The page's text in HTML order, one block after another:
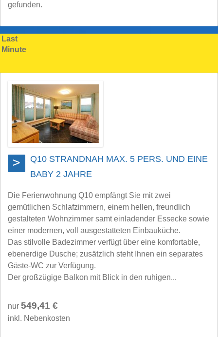
gefunden.
Last
Minute
>
Q10 STRANDNAH MAX. 5 PERS. UND EINE
BABY 2 JAHRE
Die Ferienwohnung Q10 empfängt Sie mit zwei
gemütlichen Schlafzimmern, einem hellen, freundlich
gestalteten Wohnzimmer samt einladender Essecke sowie
einer modernen, voll ausgestatteten Einbauküche.
Das stilvolle Badezimmer verfügt über eine komfortable,
ebenerdige Dusche; zusätzlich steht Ihnen ein separates
Gäste-WC zur Verfügung.
Der großzügige Balkon mit Blick in den ruhigen...
nur 549,41 €
inkl. Nebenkosten